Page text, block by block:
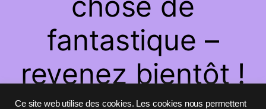
fantastique –
revenez bientôt !
Ce site web utilise des cookies. Les cookies nous permettent